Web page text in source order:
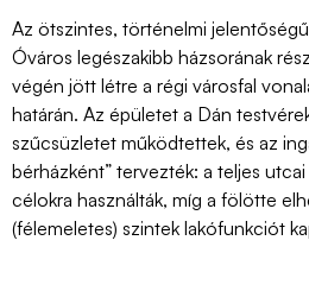
Az ötszintes, történelmi
Óváros legészakibb házsorának
végén jött létre a régi városfal
határán. Az épületet a Dán
szűcsüzletet működtettek, és az
bérházként” tervezték: a teljes
célokra használták, míg a fölötte
(félemeletes) szintek lakófunkciót